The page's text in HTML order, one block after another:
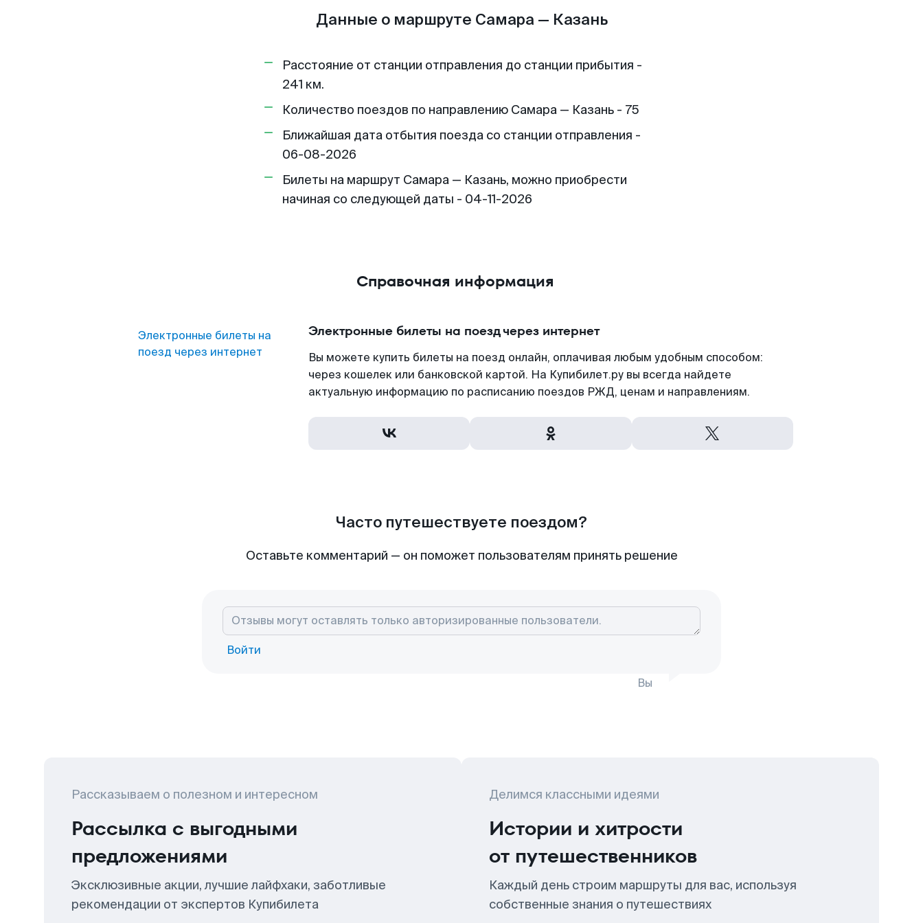
Данные о маршруте Самара — Казань
Расстояние от станции отправления до станции прибытия -
241 км.
Количество поездов по направлению Самара — Казань - 75
Ближайшая дата отбытия поезда со станции отправления -
06-08-2026
Билеты на маршрут Самара — Казань, можно приобрести
начиная со следующей даты - 04-11-2026
Справочная информация
Электронные билеты на
поезд через интернет
Электронные билеты на поезд через интернет
Вы можете купить билеты на поезд онлайн, оплачивая любым удобным способом:
через кошелек или банковской картой. На Купибилет.ру вы всегда найдете
актуальную информацию по расписанию поездов РЖД, ценам и направлениям.
Часто путешествуете поездом?
Оставьте комментарий — он поможет пользователям принять решение
Войти
Вы
Рассказываем о полезном и интересном
Рассылка с выгодными
предложениями
Эксклюзивные акции, лучшие лайфхаки, заботливые
рекомендации от экспертов Купибилета
Делимся классными идеями
Истории и хитрости
от путешественников
Каждый день строим маршруты для вас, используя
собственные знания о путешествиях